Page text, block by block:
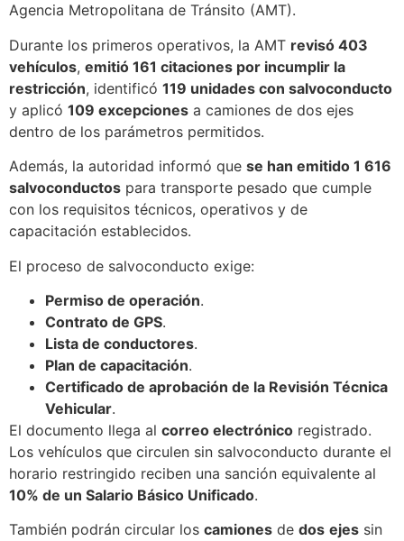
Agencia Metropolitana de Tránsito (AMT).
Durante los primeros operativos, la AMT revisó 403
vehículos, emitió 161 citaciones por incumplir la
restricción, identificó 119 unidades con salvoconducto
y aplicó 109 excepciones a camiones de dos ejes
dentro de los parámetros permitidos.
Además, la autoridad informó que se han emitido 1 616
salvoconductos para transporte pesado que cumple
con los requisitos técnicos, operativos y de
capacitación establecidos.
El proceso de salvoconducto exige:
Permiso de operación.
Contrato de GPS.
Lista de conductores.
Plan de capacitación.
Certificado de aprobación de la Revisión Técnica
Vehicular.
El documento llega al correo electrónico registrado.
Los vehículos que circulen sin salvoconducto durante el
horario restringido reciben una sanción equivalente al
10% de un Salario Básico Unificado.
También podrán circular los camiones de dos ejes sin